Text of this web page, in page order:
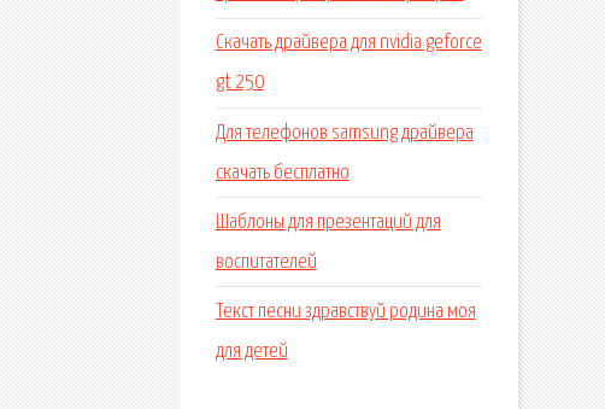
Скачать драйвера для nvidia geforce
gt 250
Для телефонов samsung драйвера
скачать бесплатно
Шаблоны для презентаций для
воспитателей
Текст песни здравствуй родина моя
для детей